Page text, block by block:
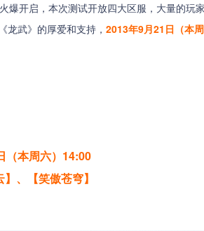
开启，本次测试开放四大区服，大量的玩
龙武》的厚爱和支持， 2013年9月21日（本
（本周六）14:00
】、【笑傲苍穹】